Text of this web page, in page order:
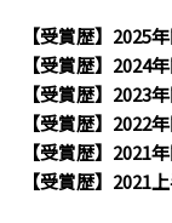
【受賞歴】2025
【受賞歴】2024
【受賞歴】2023
【受賞歴】2022
【受賞歴】2021
【受賞歴】2021